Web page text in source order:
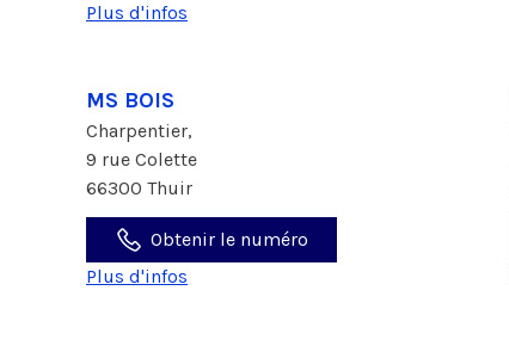
Plus d'infos
MS BOIS
Charpentier,
9 rue Colette
66300 Thuir
Obtenir le numéro
Plus d'infos